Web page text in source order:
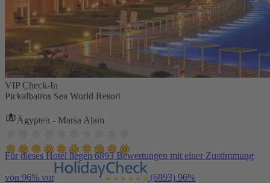
VIP Check-In
Pickalbatros Sea World Resort
Ägypten - Marsa Alam
Für dieses Hotel liegen 6893 Bewertungen mit einer Zustimmung
von 96% vor (6893) 96%